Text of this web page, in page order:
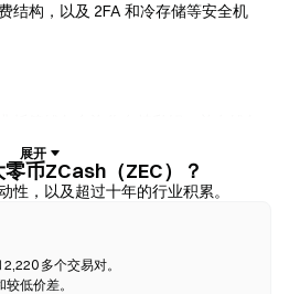
结构，以及 2FA 和冷存储等安全机
支持法币入金，无需先经过交易所即
备份助记词，并在确认任何交易前核
通过智能合约在链上执行兑换，无
币ZCash（ZEC）？
性，以及超过十年的行业积累。
多个交易对。
低价差。